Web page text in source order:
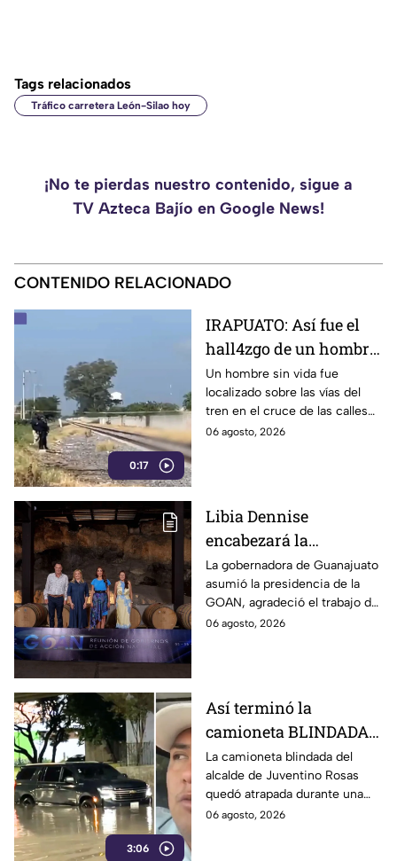
Tags relacionados
Tráfico carretera León-Silao hoy
¡No te pierdas nuestro contenido, sigue a
TV Azteca Bajío en Google News!
CONTENIDO RELACIONADO
0:17
IRAPUATO: Así fue el
hall4zgo de un hombre
S1N V1DA sobre vías del
tren; zona fue
acordonada
Un hombre sin vida fue
localizado sobre las vías del
tren en el cruce de las calles
Ferrocarril y Gavilán, en la
06 agosto, 2026
Libia Dennise
encabezará la
Asociación de
Gobernadores de
Acción Nacional
La gobernadora de Guanajuato
asumió la presidencia de la
GOAN, agradeció el trabajo de
Maru Campos y aseguró
06 agosto, 2026
3:06
Así terminó la
camioneta BLINDADA
del alcalde de
Juventino Rosas tras
quedar atrapada por el
agua en Celaya
La camioneta blindada del
alcalde de Juventino Rosas
quedó atrapada durante una
inundación en Celaya,
06 agosto, 2026